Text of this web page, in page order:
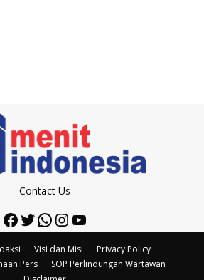
Contact Us
Facebook
Twitter
WhatsApp
Instagram
YouTube
Visi dan Misi
Privacy Policy
Pers
SOP Perlindungan Wartawan